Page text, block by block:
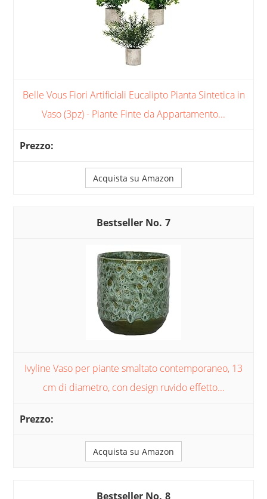
Belle Vous Fiori Artificiali Eucalipto Pianta Sintetica in
Vaso (3pz) - Piante Finte da Appartamento...
Acquista su Amazon
7
Ivyline Vaso per piante smaltato contemporaneo, 13
cm di diametro, con design ruvido effetto...
Acquista su Amazon
8